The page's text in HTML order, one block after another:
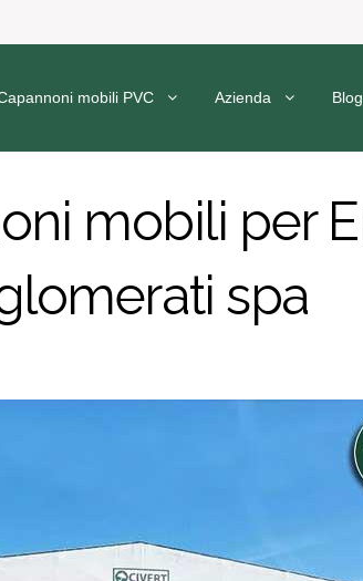
mobili PVC Azienda Blog
mobili per
spa